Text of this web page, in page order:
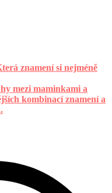
znamení si nejméně
mezi maminkami a
kombinací znamení a